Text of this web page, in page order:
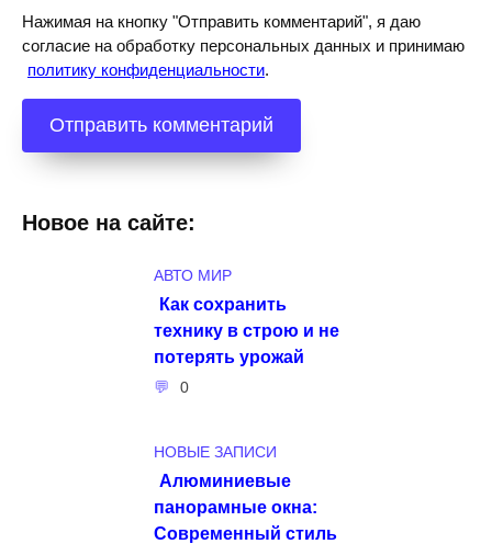
Нажимая на кнопку "Отправить комментарий", я даю
согласие на обработку персональных данных и принимаю
политику конфиденциальности.
Новое на сайте:
АВТО МИР
Как сохранить
технику в строю и не
потерять урожай
0
НОВЫЕ ЗАПИСИ
Алюминиевые
панорамные окна:
Современный стиль